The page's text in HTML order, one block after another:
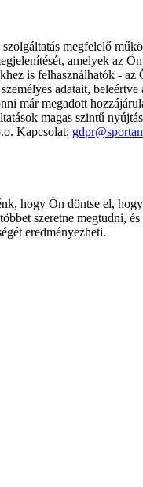
megfelelő
amelyek az
is felhasználhatók - az
adatait, beleértve
már megadott
magas szintű
Kapcsolat:
hogy Ön döntse el,
szeretne megtudni,
eredményezheti.